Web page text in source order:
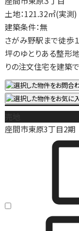
土地：121.32㎡(実測)
建築条件：無
さがみ野駅まで徒歩
坪のゆとりある整形
りの注文住宅を建築で
座間市東原3丁目2